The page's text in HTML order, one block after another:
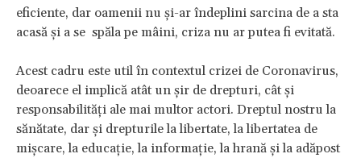
eficiente, dar oamenii nu și-ar îndeplini sarcina de a sta
acasă și a se spăla pe mâini, criza nu ar putea fi evitată.
Acest cadru este util în contextul crizei de Coronavirus,
deoarece el implică atât un șir de drepturi, cât și
responsabilități ale mai multor actori. Dreptul nostru la
sănătate, dar și drepturile la libertate, la libertatea de
mișcare, la educație, la informație, la hrană și la adăpost